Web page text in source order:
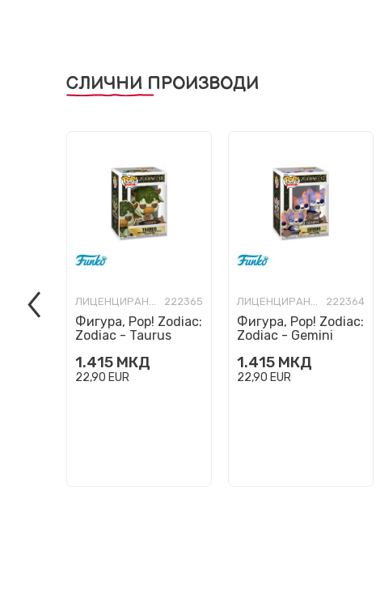
СЛИЧНИ ПРОИЗВОДИ
ЛИЦЕНЦИРАНИ ФИГУРИ И СЕТОВИ 222365
Фигура, Pop! Zodiac:
Zodiac - Taurus
1.415 МКД
22,90 EUR
ЛИЦЕНЦИРАНИ ФИГУРИ И СЕТОВИ 222364
Фигура, Pop! Zodiac:
Zodiac - Gemini
1.415 МКД
22,90 EUR